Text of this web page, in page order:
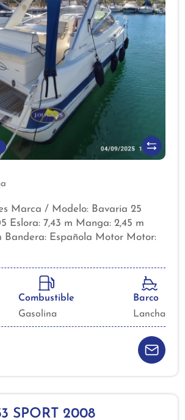
Marca / Modelo: Bavaria 25
Eslora: 7,43 m Manga: 2,45 m
Bandera: Española Motor Motor:
GXI gasolina 270 cv Horas: 280
nueva en octubre 2025
GPS/Plotter Raymarine
Compás Equipamiento de
de baño en teca con escalera
proa Molinete eléctrico de
Ducha en popa Equipamiento
sofá en U y mesa convertible
fogones y nevera Armarios
popa tipo conejera Baño con
Equipo de música Baterías
Combustible
Gasolina
Barco
Lancha
SPORT 2008